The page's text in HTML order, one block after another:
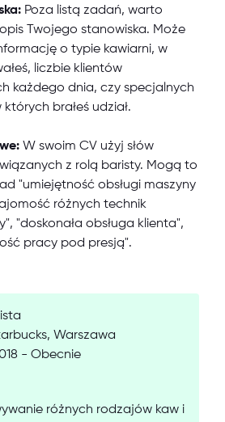
Poza listą zadań, warto
Twojego stanowiska. Może
o typie kawiarni, w
liczbie klientów
każdego dnia, czy specjalnych
brałeś udział.
W swoim CV użyj słów
z rolą baristy. Mogą to
"umiejętność obsługi maszyny
różnych technik
"doskonała obsługa klienta",
pracy pod presją".
Warszawa
- Obecnie
różnych rodzajów kaw i